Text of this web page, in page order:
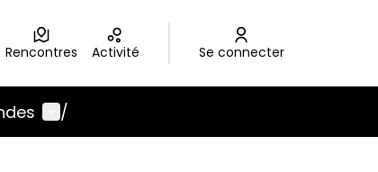
Rencontres Activité Se connecter
Menu utilisateur
/